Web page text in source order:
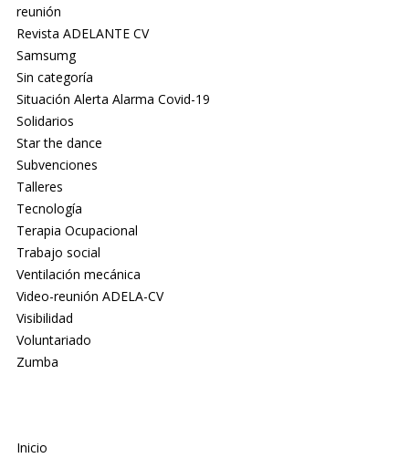
reunión
Revista ADELANTE CV
Samsumg
Sin categoría
Situación Alerta Alarma Covid-19
Solidarios
Star the dance
Subvenciones
Talleres
Tecnología
Terapia Ocupacional
Trabajo social
Ventilación mecánica
Video-reunión ADELA-CV
Visibilidad
Voluntariado
Zumba
Inicio